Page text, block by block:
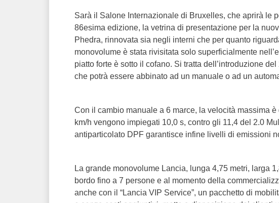
Sarà il Salone Internazionale di Bruxelles, che aprirà le
86esima edizione, la vetrina di presentazione per la
Phedra, rinnovata sia negli interni che per quanto
monovolume è stata rivisitata solo superficialmente
piatto forte è sotto il cofano. Si tratta dell’introduzione
che potrà essere abbinato ad un manuale o ad un
Con il cambio manuale a 6 marce, la velocità massima
km/h vengono impiegati 10,0 s, contro gli 11,4 del 2.0
antiparticolato DPF garantisce infine livelli di emissioni
La grande monovolume Lancia, lunga 4,75 metri, larga
bordo fino a 7 persone e al momento della
anche con il “Lancia VIP Service”, un pacchetto di